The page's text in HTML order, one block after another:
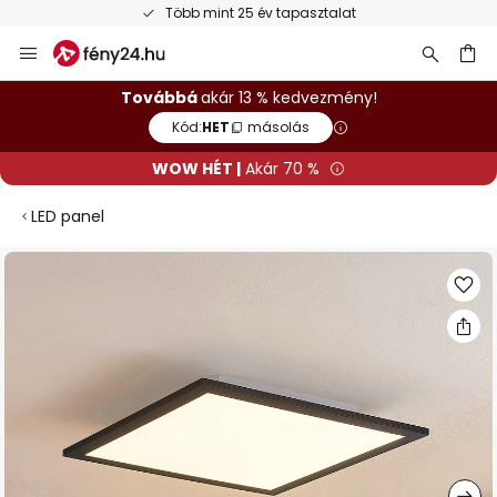
Több mint 25 év tapasztalat
Ugrás
a
tartalomhozTovábbáakár 13 % kedvezmény!
Kód:HET másolás
WOW HÉT | Akár 70 %
LED panel
Ugrás